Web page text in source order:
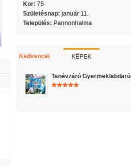
Kor: 75
Születésnap: január 11.
Település: Pannonhalma
Kedvencei KÉPEK
Tanévzáró